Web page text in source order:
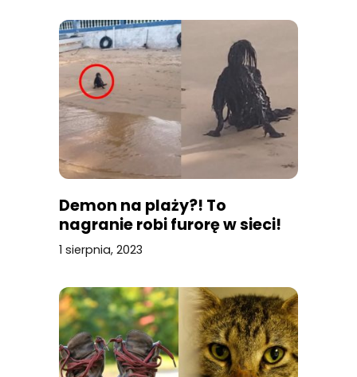
Demon na plaży?! To
nagranie robi furorę w sieci!
1 sierpnia, 2023